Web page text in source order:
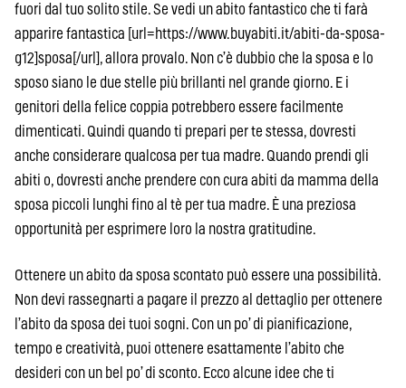
fuori dal tuo solito stile. Se vedi un abito fantastico che ti farà
apparire fantastica [url=https://www.buyabiti.it/abiti-da-sposa-
g12]sposa[/url], allora provalo. Non c’è dubbio che la sposa e lo
sposo siano le due stelle più brillanti nel grande giorno. E i
genitori della felice coppia potrebbero essere facilmente
dimenticati. Quindi quando ti prepari per te stessa, dovresti
anche considerare qualcosa per tua madre. Quando prendi gli
abiti o, dovresti anche prendere con cura abiti da mamma della
sposa piccoli lunghi fino al tè per tua madre. È una preziosa
opportunità per esprimere loro la nostra gratitudine.
Ottenere un abito da sposa scontato può essere una possibilità.
Non devi rassegnarti a pagare il prezzo al dettaglio per ottenere
l’abito da sposa dei tuoi sogni. Con un po’ di pianificazione,
tempo e creatività, puoi ottenere esattamente l’abito che
desideri con un bel po’ di sconto. Ecco alcune idee che ti